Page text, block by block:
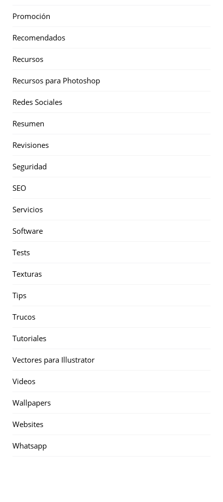
Promoción
Recomendados
Recursos
Recursos para Photoshop
Redes Sociales
Resumen
Revisiones
Seguridad
SEO
Servicios
Software
Tests
Texturas
Tips
Trucos
Tutoriales
Vectores para Illustrator
Videos
Wallpapers
Websites
Whatsapp